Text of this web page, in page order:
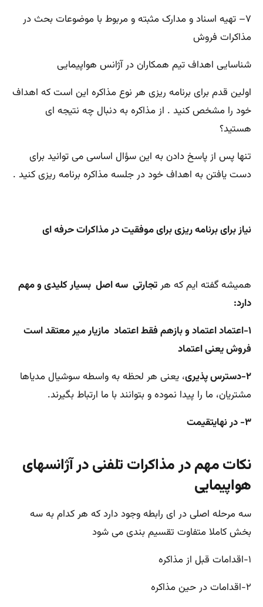
۷– تهیه اسناد و مدارک مثبته و مربوط با موضوعات بحث در
مذاکرات فروش
شناسایی اهداف تیم همکاران در آژانس هواپیمایی
اولین قدم برای برنامه ریزی هر نوع مذاکره این است که اهداف
خود را مشخص کنید . از مذاکره به دنبال چه نتیجه ای
هستید؟
تنها پس از پاسخ دادن به این سؤال اساسی می توانید برای
دست یافتن به اهداف خود در جلسه مذاکره برنامه ریزی کنید .
نیاز برای برنامه ریزی برای موفقیت در مذاکرات حرفه ای
همیشه گفته ایم که هر تجارتی سه اصل بسیار کلیدی و مهم
دارد:
۱-اعتماد اعتماد و بازهم فقط اعتماد مازیار میر معتقد است
فروش یعنی اعتماد
۲-دسترس پذیری
، یعنی هر لحظه به واسطه سوشیال مدیاها
مشتریان، ما را پیدا نموده و بتوانند با ما ارتباط بگیرند.
۳- در نهایتقیمت
نکات مهم در مذاکرات تلفنی در آژانسهای
هواپیمایی
سه مرحله اصلی در ای رابطه وجود دارد که هر کدام به سه
بخش کاملا متفاوت تقسیم بندی می شود
۱-اقدامات قبل از مذاکره
۲-اقدامات در حین مذاکره